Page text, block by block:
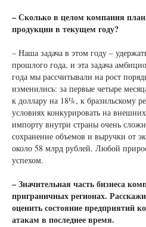
– Сколько в целом компания
продукции в текущем году?
– Наша задача в этом году –
прошлого года, и эта задача
года мы рассчитывали на рост
изменились: за первые четыре
к доллару на 18%, к бразильскому
условиях конкурировать на
импорту внутри страны очень
сохранение объемов и выручки от
около 58 млрд рублей. Любой
успехом.
– Значительная часть бизнеса
приграничных регионах.
оценить состояние предприятий
атакам в последнее время.